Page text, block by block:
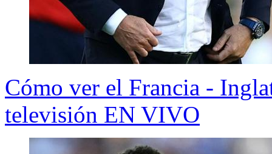
Cómo ver el Francia -
televisión EN VIVO